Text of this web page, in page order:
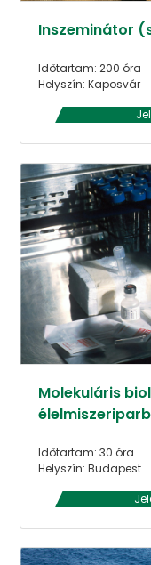
Inszeminátor
Időtartam: 200 óra
Helyszín: Kaposvár
Molekuláris
Időtartam: 30 óra
Helyszín: Budapest